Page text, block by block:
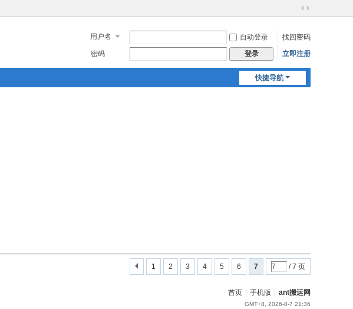
切
到
宽
用户名 自动登录
找回密码
密码
登录 立即注册
快捷导航
1 2 3 4 5 6 7 / 7 页
首页 手机版 ant搬运网
GMT+8, 2026-8-7 21:36